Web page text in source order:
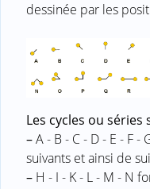
dessinée par les
Les cycles ou séries
–A - B - C - D - E - F
suivants et ainsi de
– H - I - K - L - M - N